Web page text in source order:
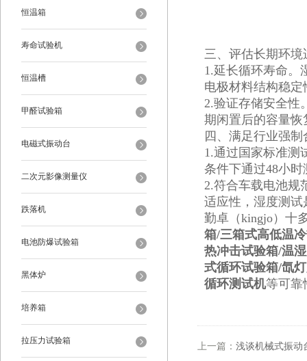
恒温箱
寿命试验机
恒温槽
甲醛试验箱
电磁式振动台
二次元影像测量仪
跌落机
电池防爆试验箱
黑体炉
培养箱
拉压力试验箱
三、‌评估长期环境
‌1.延长循环寿命‌
电极材料结构稳
‌2.验证存储安全性‌
期闲置后的容量
四、‌满足行业强制
‌1.通过国家标准测
条件下通过48小
‌2.符合车载电池规
适应性，湿度测
勤卓（kingjo）十
箱/三箱式高低温
热冲击试验箱/温
式循环试验箱/氙
循环测试机等可靠
上一篇： 浅谈机械式振动